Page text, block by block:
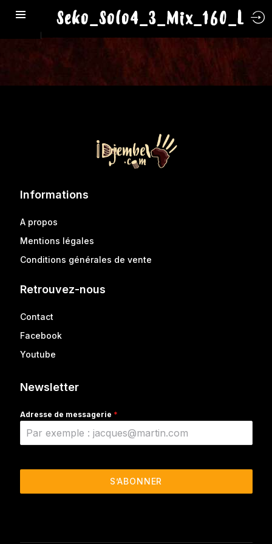
Seko_Solo4_3_Mix_160_L
Informations
A propos
Mentions légales
Conditions générales de vente
Retrouvez-nous
Contact
Facebook
Youtube
Newsletter
Adresse de messagerie *
S’ABONNER